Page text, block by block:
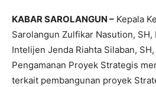
KABAR SAROLANGUN – Kepala
Sarolangun Zulfikar Nasution, SH,
Intelijen Jenda Riahta Silaban,
Pengamanan Proyek Strategis
terkait pembangunan proyek